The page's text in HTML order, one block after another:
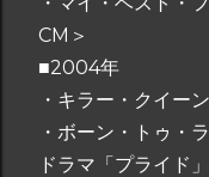
CM＞
■2004年
・キラー・クイー
・ボーン・トゥ・
ドラマ「プライド